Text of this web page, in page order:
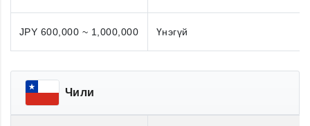
JPY 600,000 ~ 1,000,000 Үнэгүй
Чили